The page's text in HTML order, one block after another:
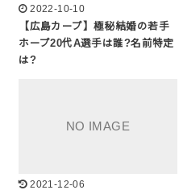
2022-10-10
【広島カープ】極秘結婚の若手
ホープ20代A選手は誰?名前特定
は?
2021-12-06